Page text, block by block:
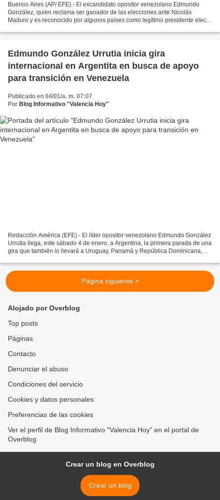
Buenos Aires (AP/ EFE).- El excandidato opositor venezolano Edmundo
González, quien reclama ser ganador de las elecciones ante Nicolás
Maduro y es reconocido por algunos países como legítimo presidente electo
Edmundo González Urrutia inicia gira
internacional en Argentita en busca de apoyo
para transición en Venezuela
Publicado en 04/01/a. m. 07:07
Por Blog Informativo "Valencia Hoy"
Redacción América (EFE).- El líder opositor venezolano Edmundo González
Urrutia llega, este sábado 4 de enero, a Argentina, la primera parada de una
gira que también lo llevará a Uruguay, Panamá y República Dominicana,
Página siguiente >
Alojado por Overblog
Top posts
Páginas
Contacto
Denunciar el abuso
Condiciones del servicio
Cookies y datos personales
Preferencias de las cookies
Ver el perfil de Blog Informativo "Valencia Hoy" en el portal de
Overblog
Crear un blog en Overblog
Crear un blog